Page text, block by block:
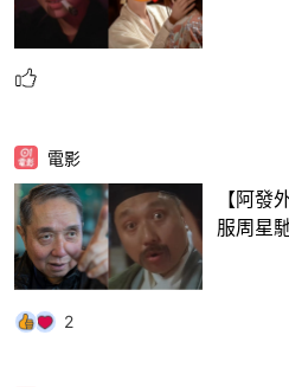
電影
【阿
服周星
2